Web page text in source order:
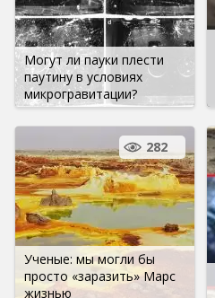
Могут ли пауки плести
паутину в условиях
микрогравитации?
Ученые: мы могли бы
просто «заразить» Марс
жизнью
282